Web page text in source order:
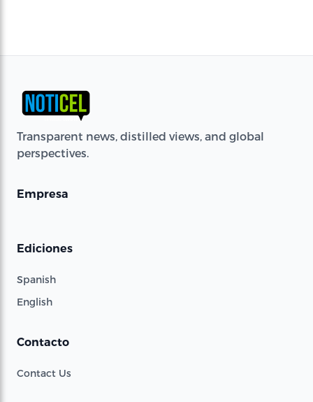
Transparent news, distilled views, and global
perspectives.
Empresa
Ediciones
Spanish
English
Contacto
Contact Us